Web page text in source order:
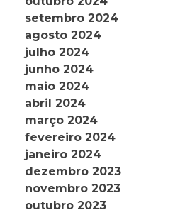
setembro 2024
agosto 2024
julho 2024
junho 2024
maio 2024
abril 2024
março 2024
fevereiro 2024
janeiro 2024
dezembro 2023
novembro 2023
outubro 2023